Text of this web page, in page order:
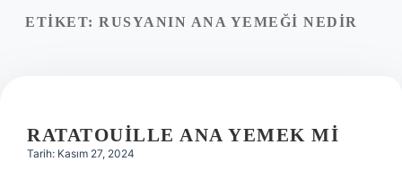
ETIKET: RUSYANIN ANA YEMEĞI NEDIR
RATATOUILLE ANA YEMEK MI
Tarih: Kasım 27, 2024